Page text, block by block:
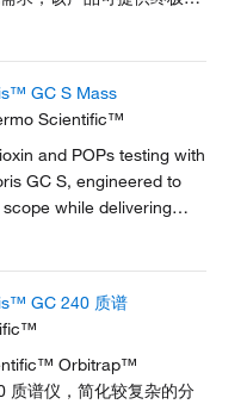
生产率，设计用于实现几
。
GC S Mass
Scientific™
and POPs testing with
GC S, engineered to
while delivering
throughput, reduces
GC 240 质谱
Orbitrap™
谱仪，简化较复杂的分